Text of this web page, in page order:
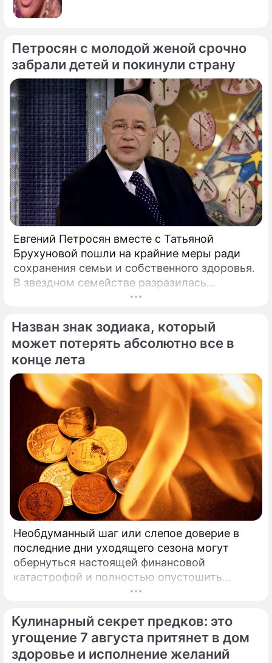
Петросян с молодой женой срочно
забрали детей и покинули страну
Евгений Петросян вместе с Татьяной
Брухуновой пошли на крайние меры ради
сохранения семьи и собственного здоровья.
В звездном семействе разразилась
настоящая тихая драма, которая вынудила
Назван знак зодиака, который
может потерять абсолютно все в
конце лета
Необдуманный шаг или слепое доверие в
последние дни уходящего сезона могут
обернуться настоящей финансовой
катастрофой и полностью опустошить
кошелек. Известная шаманка и ясновидящая
экстренным предупреждением для всех, кто
привык легкомысленно относиться к своим
сбережениям.
Кулинарный секрет предков: это
угощение 7 августа притянет в дом
здоровье и исполнение желаний